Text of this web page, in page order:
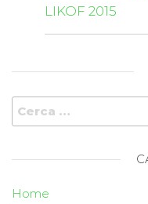
LIKOF 2015
Home